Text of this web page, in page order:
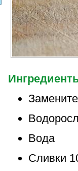
Вода
Сливки